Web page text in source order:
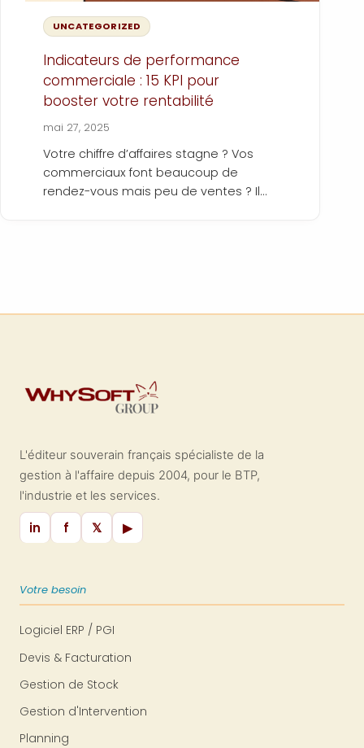
UNCATEGORIZED
Indicateurs de performance
commerciale : 15 KPI pour
booster votre rentabilité
mai 27, 2025
Votre chiffre d’affaires stagne ? Vos
commerciaux font beaucoup de
rendez-vous mais peu de ventes ? Il
L'éditeur souverain français spécialiste de la
gestion à l'affaire depuis 2004, pour le BTP,
l'industrie et les services.
in f 𝕏 ▶
Votre besoin
Logiciel ERP / PGI
Devis & Facturation
Gestion de Stock
Gestion d'Intervention
Planning